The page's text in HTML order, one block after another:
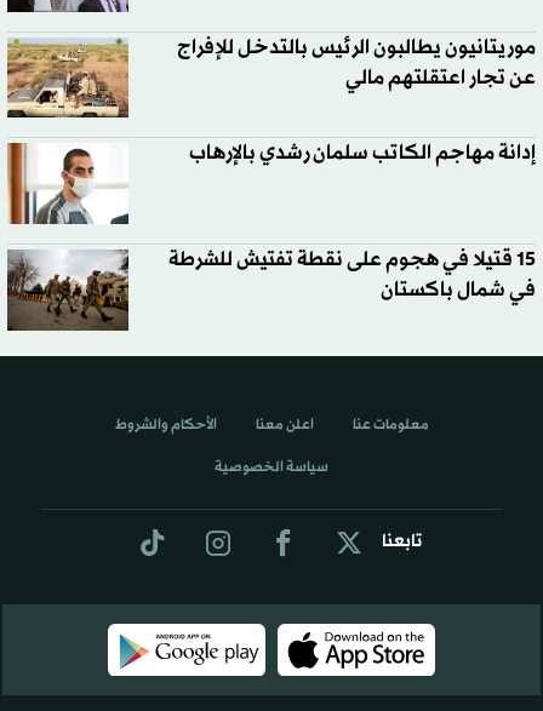
موريتانيون يطالبون الرئيس بالتدخل للإفراج
عن تجار اعتقلتهم مالي
إدانة مهاجم الكاتب سلمان رشدي بالإرهاب
15 قتيلا في هجوم على نقطة تفتيش للشرطة
في شمال باكستان
تابعنا
معلومات عنا اعلن معنا الأحكام والشروط
سياسة الخصوصية